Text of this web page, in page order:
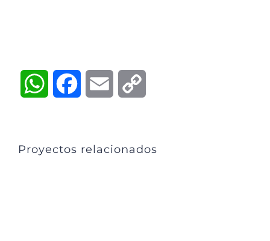
WhatsAppFacebookEmail
Proyectos relacionados